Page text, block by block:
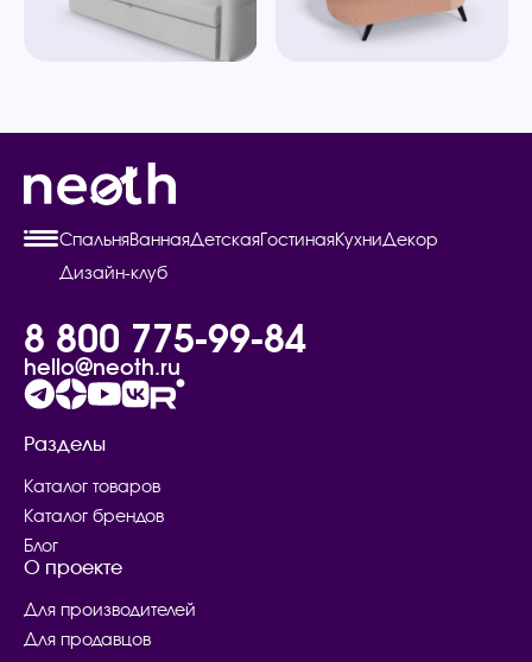
СпальняВаннаяДетскаяГостинаяКухниДекор
Дизайн-клуб
8 800 775-99-84
hello@neoth.ru
Разделы
Каталог товаров
Каталог брендов
Блог
О проекте
Для производителей
Для продавцов